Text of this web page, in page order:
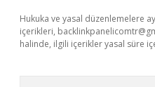
Hukuka ve yasal düzenlemelere
içerikleri,
halinde, ilgili içerikler yasal süre